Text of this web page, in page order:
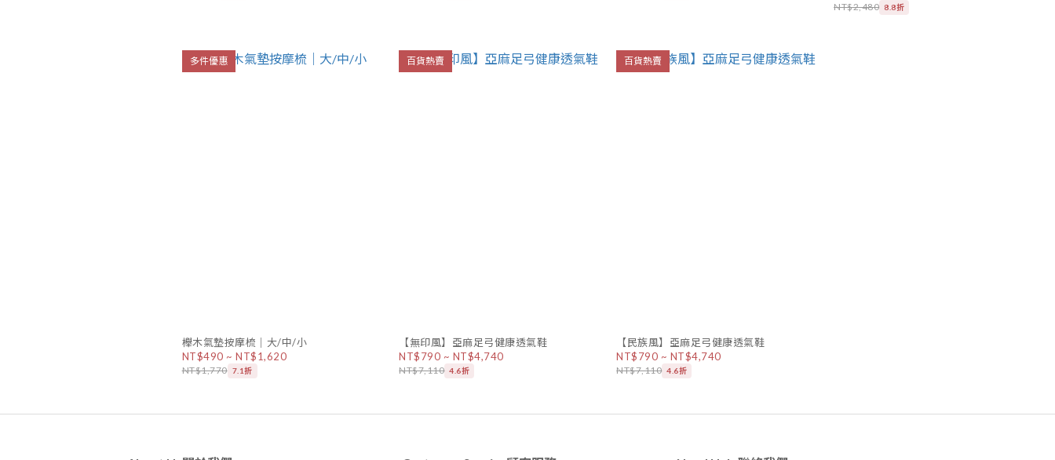
NT$2,480 8.8折
多件優惠
櫸木氣墊按摩梳｜大/中/小
NT$490 ~ NT$1,620
NT$1,770 7.1折
百貨熱賣
【無印風】亞麻足弓健康透氣鞋
NT$790 ~ NT$4,740
NT$7,110 4.6折
百貨熱賣
【民族風】亞麻足弓健康透氣鞋
NT$790 ~ NT$4,740
NT$7,110 4.6折